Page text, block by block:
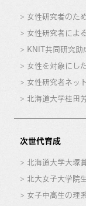
女性研究者のた
女性研究者によ
KNIT共同研究助
女性を対象にし
女性研究者ネッ
北海道大学桂田
次世代育成
北海道大学大塚
北大女子大学院
女子中高生の理